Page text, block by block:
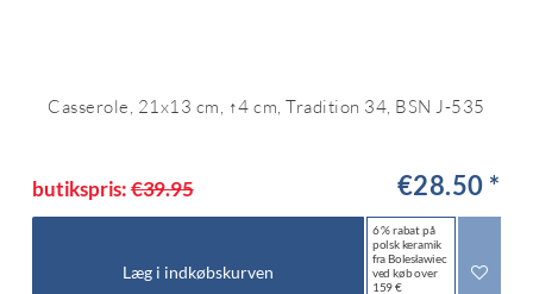
Casserole, 21x13 cm, ↑4 cm, Tradition 34, BSN J-535
butikspris:€39.95 €28.50 *
Læg i indkøbskurven
6 % rabat på
polsk keramik
fra Bolesławiec
ved køb over
159 €